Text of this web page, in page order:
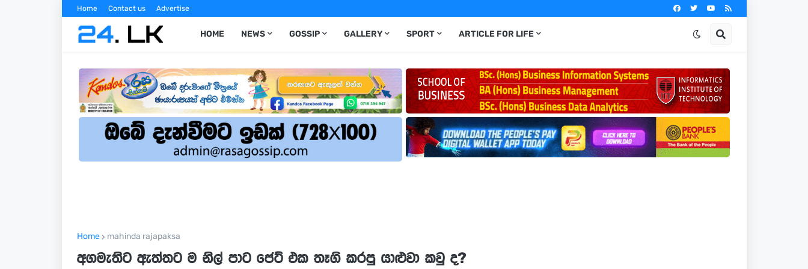
Home Contact us Advertise
HOME NEWS GOSSIP GALLERY SPORT ARTICLE FOR LIFE
Home mahinda rajapaksa
අගමැතිට ඇත්තට ම නිල් පාට ජෙට් එක තෑගි කරපු යාළුවා කවු ද?